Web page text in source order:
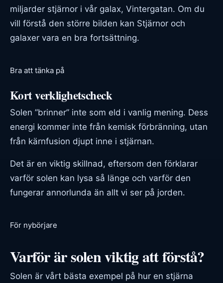
miljarder stjärnor i vår galax, Vintergatan. Om du
vill förstå den större bilden kan Stjärnor och
galaxer vara en bra fortsättning.
Bra att tänka på
Kort verklighetscheck
Solen ”brinner” inte som eld i vanlig mening. Dess
energi kommer inte från kemisk förbränning, utan
från kärnfusion djupt inne i stjärnan.
Det är en viktig skillnad, eftersom den förklarar
varför solen kan lysa så länge och varför den
fungerar annorlunda än allt vi ser på jorden.
För nybörjare
Varför är solen viktig att förstå?
Solen är vårt bästa exempel på hur en stjärna